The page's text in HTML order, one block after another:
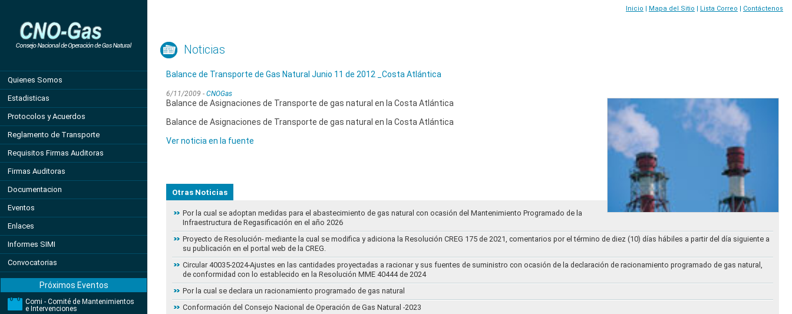
Quienes Somos
Estadisticas
Protocolos y Acuerdos
Reglamento de Transporte
Requisitos Firmas Auditoras
Firmas Auditoras
Documentacion
Eventos
Enlaces
Informes SIMI
Convocatorias
Próximos Eventos
Comi - Comité de Mantenimientos
e Intervenciones
Inicio | Mapa del Sitio | Lista Correo | Contáctenos
Noticias
Balance de Transporte de Gas Natural Junio 11 de 2012 _Costa Atlántica
6/11/2009 - CNOGas
Balance de Asignaciones de Transporte de gas natural en la Costa Atlántica
Balance de Asignaciones de Transporte de gas natural en la Costa Atlántica
Ver noticia en la fuente
Otras Noticias
Por la cual se adoptan medidas para el abastecimiento de gas natural con ocasión del Mantenimiento Programado de la
Infraestructura de Regasificación en el año 2026
Proyecto de Resolución- mediante la cual se modifica y adiciona la Resolución CREG 175 de 2021, comentarios por el término de diez (10) días hábiles a partir del día siguiente a
su publicación en el portal web de la CREG.
Circular 40035-2024-Ajustes en las cantidades proyectadas a racionar y sus fuentes de suministro con ocasión de la declaración de racionamiento programado de gas natural,
de conformidad con lo establecido en la Resolución MME 40444 de 2024
Por la cual se declara un racionamiento programado de gas natural
Conformación del Consejo Nacional de Operación de Gas Natural -2023